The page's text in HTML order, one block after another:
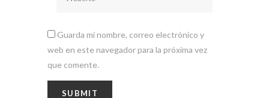
Guarda mi nombre, correo electrónico y
web en este navegador para la próxima vez
que comente.